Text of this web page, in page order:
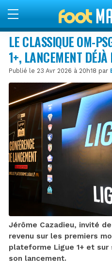
LE CLASSIQUE OM-
1+, LANCEMENT
Publié le 23 Avr 2026 à 20h18 par
Jérôme Cazadieu, invité
revenu sur les premiers
plateforme Ligue 1+ et
son lancement.